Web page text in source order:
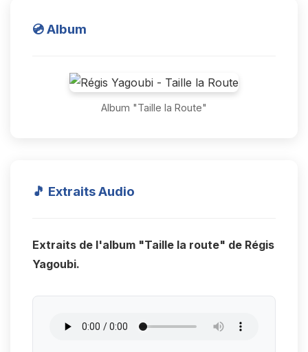
💿 Album
Album "Taille la Route"
🎵 Extraits Audio
Extraits de l'album "Taille la route" de Régis
Yagoubi.